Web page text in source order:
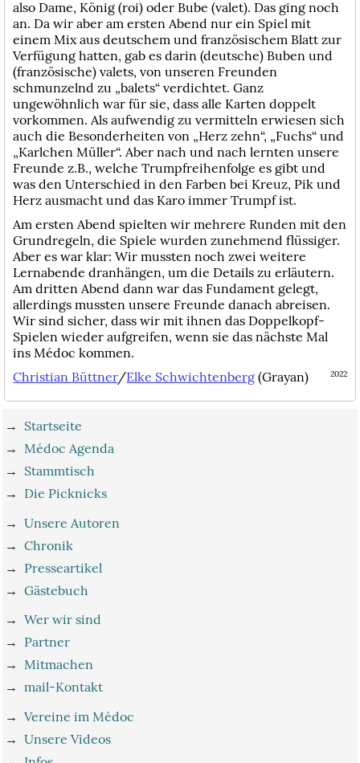
also Dame, König (roi) oder Bube (valet). Das ging noch
an. Da wir aber am ersten Abend nur ein Spiel mit
einem Mix aus deutschem und französischem Blatt zur
Verfügung hatten, gab es darin (deutsche) Buben und
(französische) valets, von unseren Freunden
schmunzelnd zu „balets“ verdichtet. Ganz
ungewöhnlich war für sie, dass alle Karten doppelt
vorkommen. Als aufwendig zu vermitteln erwiesen sich
auch die Besonderheiten von „Herz zehn“, „Fuchs“ und
„Karlchen Müller“. Aber nach und nach lernten unsere
Freunde z.B., welche Trumpfreihenfolge es gibt und
was den Unterschied in den Farben bei Kreuz, Pik und
Herz ausmacht und das Karo immer Trumpf ist.
Am ersten Abend spielten wir mehrere Runden mit den
Grundregeln, die Spiele wurden zunehmend flüssiger.
Aber es war klar: Wir mussten noch zwei weitere
Lernabende dranhängen, um die Details zu erläutern.
Am dritten Abend dann war das Fundament gelegt,
allerdings mussten unsere Freunde danach abreisen.
Wir sind sicher, dass wir mit ihnen das Doppelkopf-
Spielen wieder aufgreifen, wenn sie das nächste Mal
ins Médoc kommen.
2022
Christian Büttner/Elke Schwichtenberg (Grayan)
→ Startseite
→ Médoc Agenda
→ Stammtisch
→ Die Picknicks
→ Unsere Autoren
→ Chronik
→ Presseartikel
→ Gästebuch
→ Wer wir sind
→ Partner
→ Mitmachen
→ mail-Kontakt
→ Vereine im Médoc
→ Unsere Videos